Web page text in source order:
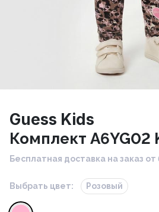
Guess Kids
Комплект A6YG02
Бесплатная доставка на заказ
Выбрать цвет: Розовый